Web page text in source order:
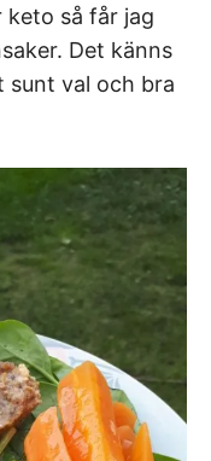
keto så får jag
Det känns
sunt val och bra